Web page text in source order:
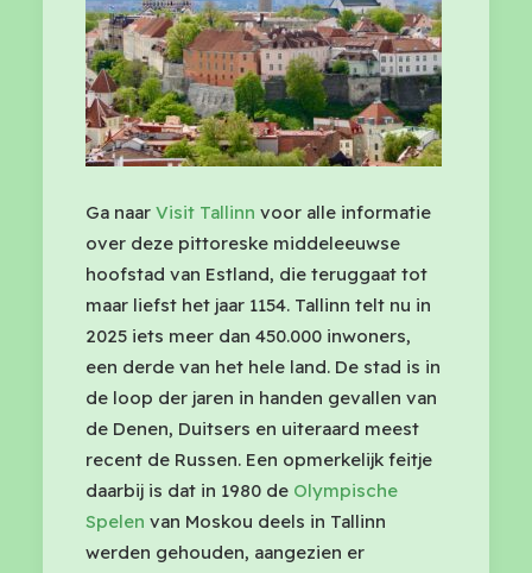
Ga naar Visit Tallinn voor alle informatie
over deze pittoreske middeleeuwse
hoofstad van Estland, die teruggaat tot
maar liefst het jaar 1154. Tallinn telt nu in
2025 iets meer dan 450.000 inwoners,
een derde van het hele land. De stad is in
de loop der jaren in handen gevallen van
de Denen, Duitsers en uiteraard meest
recent de Russen. Een opmerkelijk feitje
daarbij is dat in 1980 de Olympische
Spelen van Moskou deels in Tallinn
werden gehouden, aangezien er